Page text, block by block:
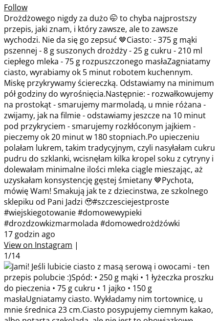
Follow
Drożdżowego nigdy za dużo 🤭 to chyba najprostszy
przepis, jaki znam, i który zawsze, ale to zawsze
wychodzi. Nie da się go zepsuć 🤎Ciasto: - 375 g mąki
pszennej - 8 g suszonych drożdży - 25 g cukru - 210 ml
ciepłego mleka - 75 g rozpuszczonego masłaZagniatamy
ciasto, wyrabiamy ok 5 minut robotem kuchennym.
Miskę przykrywamy ściereczką. Odstawiamy na minimum
pół godziny do wyrośnięcia.Następnie: - rozwałkowujemy
na prostokąt - smarujemy marmoladą, u mnie różana -
zwijamy, jak na filmie - odstawiamy jeszcze na 10 minut
pod przykryciem - smarujemy rozkłóconym jajkiem -
pieczemy ok 20 minut w 180 stopniach.Po upieczeniu
polałam lukrem, takim tradycyjnym, czyli nasyłałam cukru
pudru do szklanki, wcisnęłam kilka kropel soku z cytryny i
dolewałam minimalne ilości mleka ciągle mieszając, aż
uzyskałam konsystencję gęstej śmietany 🤎Pychota,
mówię Wam! Smakują jak te z dziecinstwa, ze szkolnego
sklepiku od Pani Jadzi 🥹#szczesciejestproste
#wiejskiegotowanie #domowewypieki
#drozdzowkizmarmolada #domowedrożdżówki
17 godzin ago
View on Instagram |
1/14